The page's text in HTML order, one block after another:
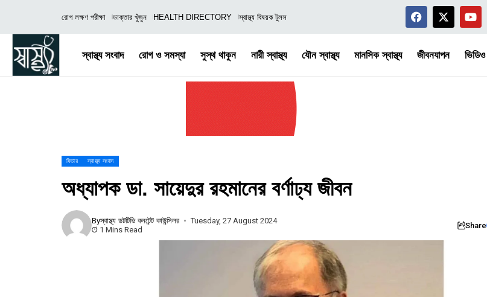
রোগ লক্ষণ পরীক্ষা ডাক্তার খুঁজুন HEALTH DIRECTORY স্বাস্থ্য বিষয়ক টুলস
স্বাস্থ্য সংবাদ রোগ ও সমস্যা সুস্থ থাকুন নারী স্বাস্থ্য যৌন স্বাস্থ্য মানসিক স্বাস্থ্য জীবনযাপন ভিডিও
ফিচার স্বাস্থ্য সংবাদ
অধ্যাপক ডা. সায়েদুর রহমানের বর্ণাঢ্য জীবন
Byস্বাস্থ্য ডটটিভি কনটেন্ট কাউন্সিলর
Tuesday, 27 August 2024
1 Mins Read
Share